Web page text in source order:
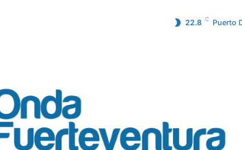
22.8 C Puerto